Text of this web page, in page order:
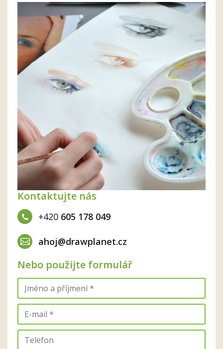
Kontaktujte nás
+420 605 178 049
ahoj@drawplanet.cz
Nebo použijte formulář